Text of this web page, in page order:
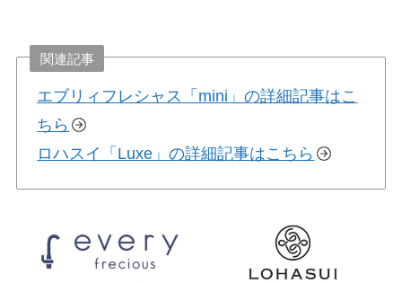
関連記事
エブリィフレシャス「mini」の詳細記事はこ
ちら
ロハスイ「Luxe」の詳細記事はこちら